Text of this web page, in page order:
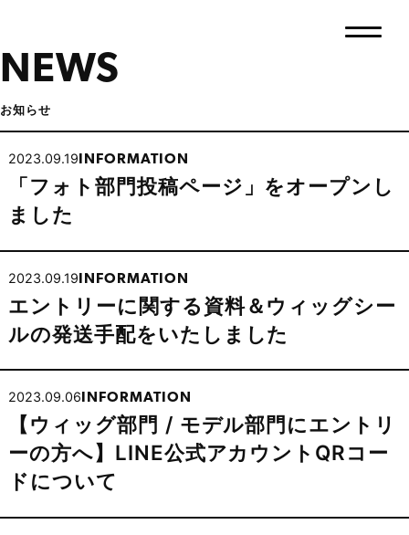
NEWS
お知らせ
2023.09.19INFORMATION
「フォト部門投稿ページ」をオープンし
ました
2023.09.19 INFORMATION
エントリーに関する資料＆ウィッグシー
ルの発送手配をいたしました
2023.09.06INFORMATION
【ウィッグ部門 / モデル部門にエントリ
ーの方へ】LINE公式アカウントQRコー
ドについて